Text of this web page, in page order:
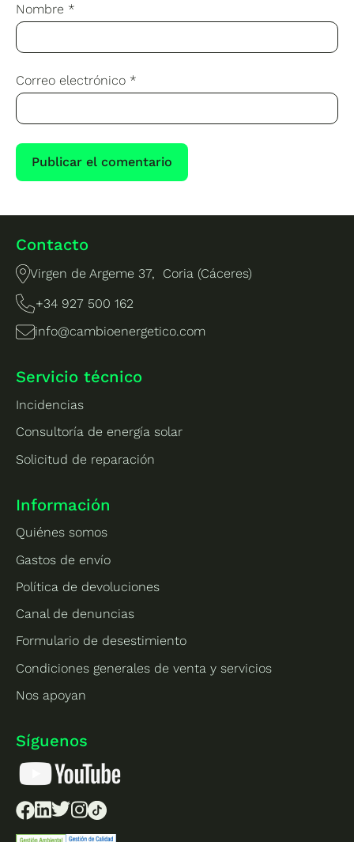
Nombre *
Correo electrónico *
Contacto
Virgen de Argeme 37, Coria (Cáceres)
+34 927 500 162
info@cambioenergetico.com
Servicio técnico
Incidencias
Consultoría de energía solar
Solicitud de reparación
Información
Quiénes somos
Gastos de envío
Política de devoluciones
Canal de denuncias
Formulario de desestimiento
Condiciones generales de venta y servicios
Nos apoyan
Síguenos